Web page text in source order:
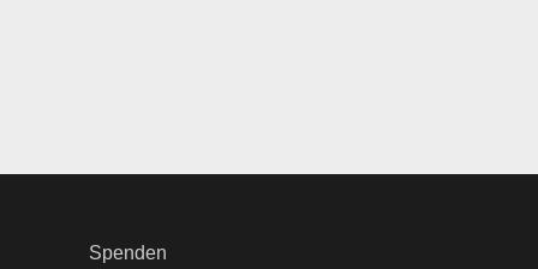
Spenden